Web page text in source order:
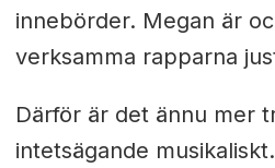
innebörder. Megan är
verksamma rapparna
Därför är det ännu mer
intetsägande